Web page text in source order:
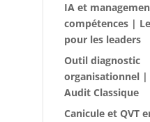
IA et
compétences |
pour les leaders
Outil diagnostic
organisationnel |
Audit Classique
Canicule et QVT